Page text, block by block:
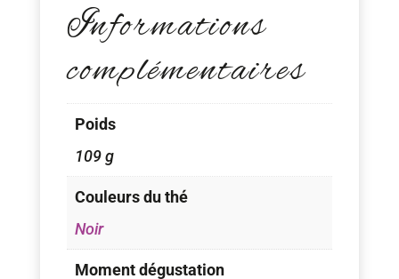
Informations
complémentaires
Poids
109 g
Couleurs du thé
Noir
Moment dégustation